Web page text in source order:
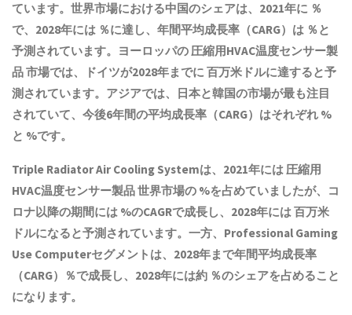
ています。世界市場における中国のシェアは、2021年に ％
で、2028年には ％に達し、年間平均成長率（CARG）は ％と
予測されています。ヨーロッパの圧縮用HVAC温度センサー製
品市場では、ドイツが2028年までに 百万米ドルに達すると予
測されています。アジアでは、日本と韓国の市場が最も注目
されていて、今後6年間の平均成長率（CARG）はそれぞれ %
と %です。
Triple Radiator Air Cooling Systemは、2021年には 圧縮用
HVAC温度センサー製品世界市場の %を占めていましたが、コ
ロナ以降の期間には %のCAGRで成長し、2028年には 百万米
ドルになると予測されています。一方、Professional Gaming
Use Computerセグメントは、2028年まで年間平均成長率
（CARG）％で成長し、2028年には約 ％のシェアを占めること
になります。